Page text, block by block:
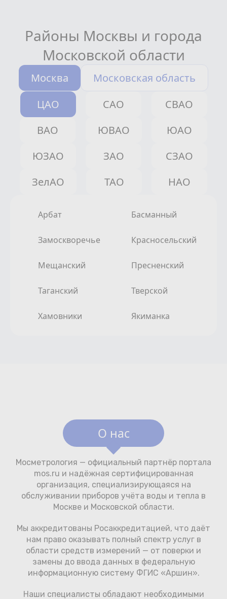
Районы Москвы и города
Московской области
Москва
Московская область
ЦАО
САО
СВАО
ВАО
ЮВАО
ЮАО
ЮЗАО
ЗАО
СЗАО
ЗелАО
ТАО НАО
Арбат Басманный
Замоскворечье Красносельский
Мещанский Пресненский
Таганский Тверской
Хамовники Якиманка
О нас
Мосметрология — официальный партнёр портала
mos.ru и надёжная сертифицированная
организация, специализирующаяся на
обслуживании приборов учёта воды и тепла в
Москве и Московской области.
Мы аккредитованы Росаккредитацией, что даёт
нам право оказывать полный спектр услуг в
области средств измерений — от поверки и
замены до ввода данных в федеральную
информационную систему ФГИС «Аршин».
Наши специалисты обладают необходимыми